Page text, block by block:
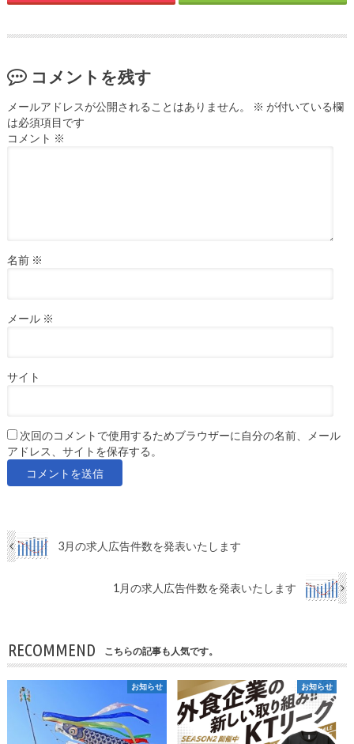
コメントを残す
メールアドレスが公開されることはありません。 ※ が付いている欄
は必須項目です
コメント ※
名前 ※
メール ※
サイト
次回のコメントで使用するためブラウザーに自分の名前、メール
アドレス、サイトを保存する。
3月の求人広告件数を発表いたします
1月の求人広告件数を発表いたします
RECOMMEND こちらの記事も人気です。
お知らせ お知らせ